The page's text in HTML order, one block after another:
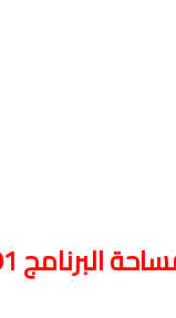
البرنامج 91 ميجا تقريباً